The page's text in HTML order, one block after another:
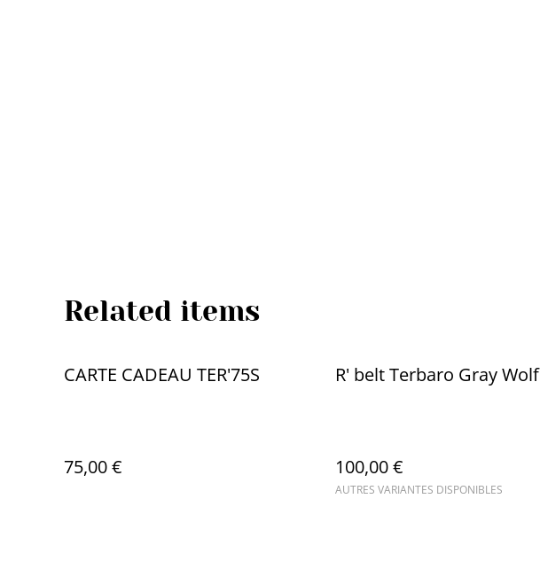
Related items
CARTE CADEAU TER'75S
75,00 €
R' belt Terbaro Gray Wolf
100,00 €
AUTRES VARIANTES DISPONIBLES